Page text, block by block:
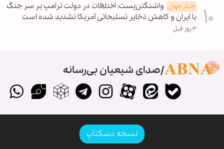
اخبار جهان واشنگتن‌پست: اختلافات در دولت ترامپ بر سر جنگ
با ایران و کاهش ذخایر تسلیحاتی آمریکا تشدید شده است
۳ روز قبل
صدای شیعیان بی‌رسانه
نسخه دسکتاپ